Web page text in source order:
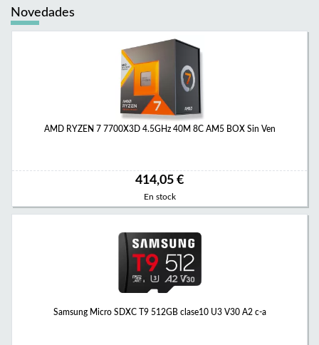
Novedades
AMD RYZEN 7 7700X3D 4.5GHz 40M 8C AM5 BOX Sin Ven
414,05 €
En stock
Samsung Micro SDXC T9 512GB clase10 U3 V30 A2 c-a